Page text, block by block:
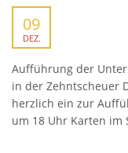
09
DEZ.
Aufführung der
in der Zehntscheuer
herzlich ein zur
um 18 Uhr Karten im